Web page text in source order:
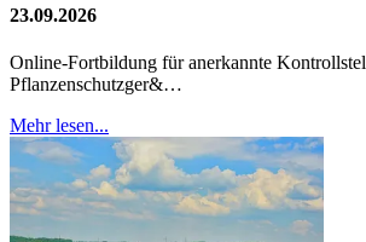
23.09.2026
Online-Fortbildung für anerkannte
Pflanzenschutzger&…
Mehr lesen...